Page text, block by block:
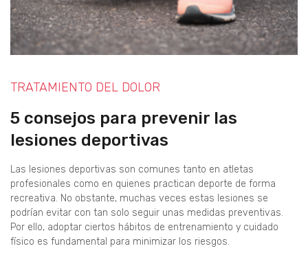
TRATAMIENTO DEL DOLOR
5 consejos para prevenir las
lesiones deportivas
Las lesiones deportivas son comunes tanto en atletas
profesionales como en quienes practican deporte de forma
recreativa. No obstante, muchas veces estas lesiones se
podrían evitar con tan solo seguir unas medidas preventivas.
Por ello, adoptar ciertos hábitos de entrenamiento y cuidado
físico es fundamental para minimizar los riesgos.